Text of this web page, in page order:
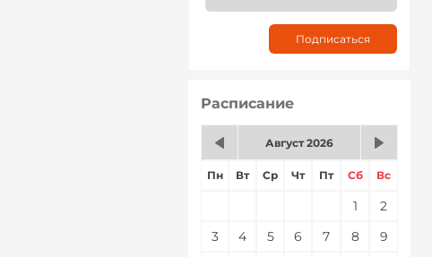
Расписание
Август 2026
Пн Вт Ср Чт Пт Сб Вс
1
2
3
4 5 6 7 8
9